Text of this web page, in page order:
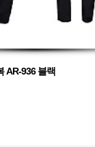
AR-936 블랙